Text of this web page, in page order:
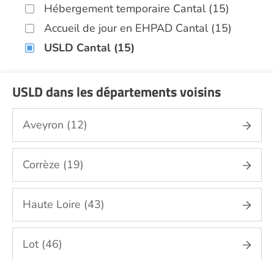
Hébergement temporaire Cantal (15)
Accueil de jour en EHPAD Cantal (15)
USLD Cantal (15)
USLD dans les départements voisins
Aveyron (12)
Corrèze (19)
Haute Loire (43)
Lot (46)